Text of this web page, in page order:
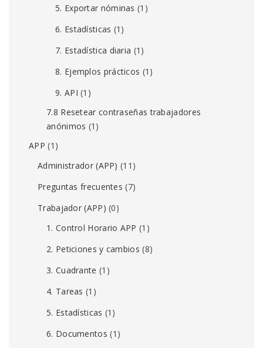
5. Exportar nóminas (1)
6. Estadísticas (1)
7. Estadística diaria (1)
8. Ejemplos prácticos (1)
9. API (1)
7.8 Resetear contraseñas trabajadores
anónimos (1)
APP (1)
Administrador (APP) (11)
Preguntas frecuentes (7)
Trabajador (APP) (0)
1. Control Horario APP (1)
2. Peticiones y cambios (8)
3. Cuadrante (1)
4. Tareas (1)
5. Estadísticas (1)
6. Documentos (1)